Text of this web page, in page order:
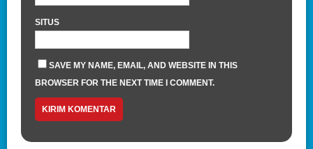
SITUS
SAVE MY NAME, EMAIL, AND WEBSITE IN THIS
BROWSER FOR THE NEXT TIME I COMMENT.